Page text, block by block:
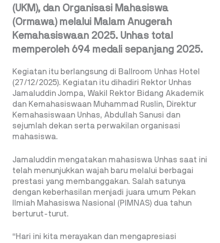
(UKM), dan Organisasi Mahasiswa
(Ormawa) melalui Malam Anugerah
Kemahasiswaan 2025. Unhas total
memperoleh 694 medali sepanjang 2025.
Kegiatan itu berlangsung di Ballroom Unhas Hotel
(27/12/2025). Kegiatan itu dihadiri Rektor Unhas
Jamaluddin Jompa, Wakil Rektor Bidang Akademik
dan Kemahasiswaan Muhammad Ruslin, Direktur
Kemahasiswaan Unhas, Abdullah Sanusi dan
sejumlah dekan serta perwakilan organisasi
mahasiswa.
Jamaluddin mengatakan mahasiswa Unhas saat ini
telah menunjukkan wajah baru melalui berbagai
prestasi yang membanggakan. Salah satunya
dengan keberhasilan menjadi juara umum Pekan
Ilmiah Mahasiswa Nasional (PIMNAS) dua tahun
berturut-turut.
“Hari ini kita merayakan dan mengapresiasi